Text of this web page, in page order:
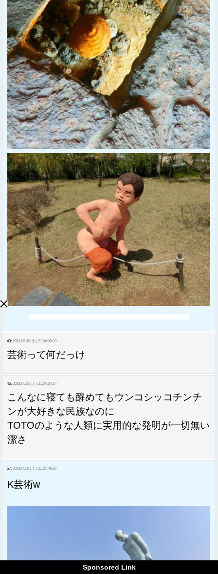
43: 2021/05/15(土) 21:04:08.09
芸術って何だっけ
45: 2021/05/15(土) 21:04:34.14
こんなに寝ても醒めてもウンコシッコチンチ
ンが大好きな民族なのに
TOTOのような人類に実用的な発明が一切無い
潔さ
57: 2021/05/15(土) 21:07:49.36
K芸術w
Sponsored Link